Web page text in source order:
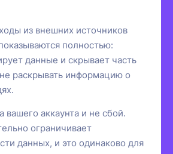
из внешних источников
полностью:
данные и скрывает часть
раскрывать информацию о
вашего аккаунта и не сбой.
ограничивает
данных, и это одинаково для